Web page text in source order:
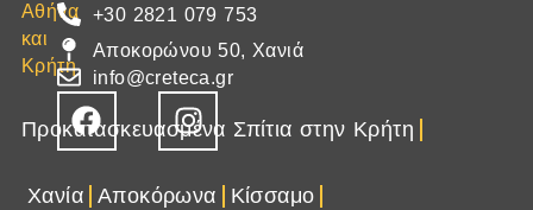
Αθήνα
και
Κρήτη
Προκατασκευασμένα Σπίτια στην Κρήτη
Χανία Αποκόρωνα Κίσσαμο
+30 2821 079 753
Αποκορώνου 50, Χανιά
info@creteca.gr